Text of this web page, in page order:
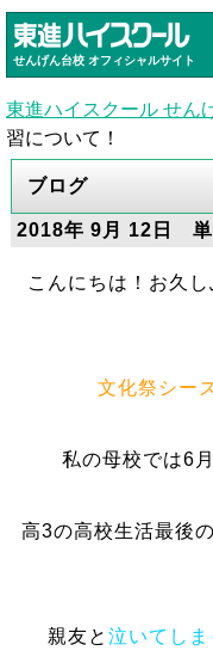
せんげん台校 オフィシャルサイト
東進ハイスクール せん
習について！
ブログ
2018年 9月 12日 単
こんにちは！お久
文化祭シー
私の母校では6
高3の高校生活最後
親友と 泣いてしま